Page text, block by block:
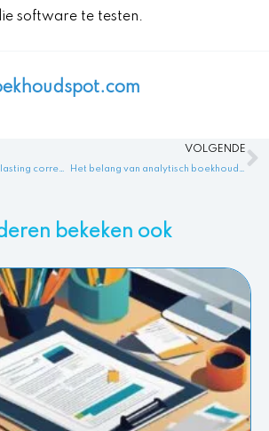
software te testen.
Hoe vennootschapsbelasting correct te boeken in de administratie wordt Hoe vennootschapsbelasting te boeken in administratie
VOLGENDE
Het belang van analytisch boekhouden en kostencalculatie in de moderne bedrijfsvoering
bekeken ook